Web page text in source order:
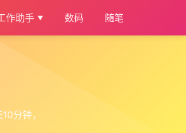
作助手 数码 随笔
分钟，